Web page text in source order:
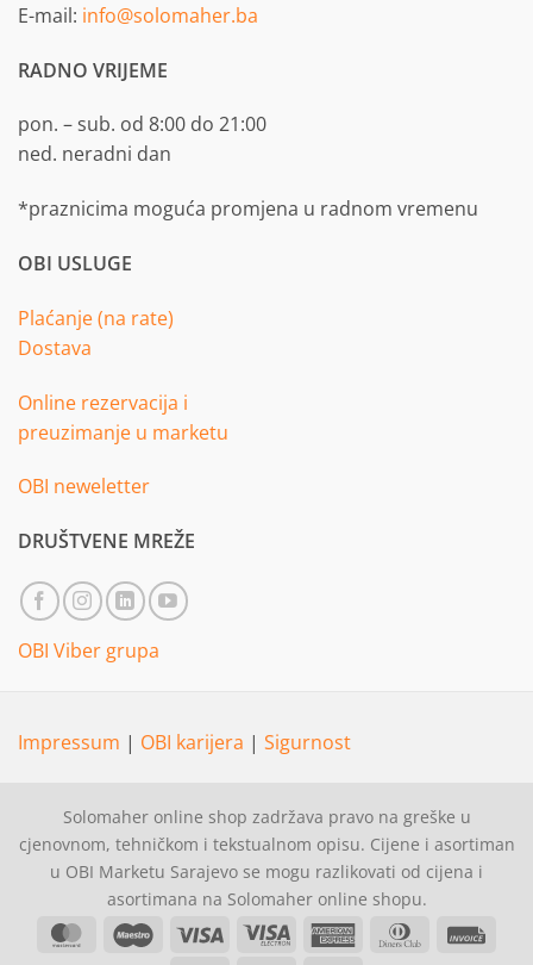
E-mail: info@solomaher.ba
RADNO VRIJEME
pon. – sub. od 8:00 do 21:00
ned. neradni dan
*praznicima moguća promjena u radnom vremenu
OBI USLUGE
Plaćanje (na rate)
Dostava
Online rezervacija i
preuzimanje u marketu
OBI neweletter
DRUŠTVENE MREŽE
OBI Viber grupa
Impressum | OBI karijera | Sigurnost
Solomaher online shop zadržava pravo na greške u
cjenovnom, tehničkom i tekstualnom opisu. Cijene i asortiman
u OBI Marketu Sarajevo se mogu razlikovati od cijena i
asortimana na Solomaher online shopu.
MasterCardMaestroVisa
Visa
American Dinners